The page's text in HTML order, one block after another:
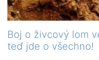
Boj o živcový lom
teď jde o všechno!